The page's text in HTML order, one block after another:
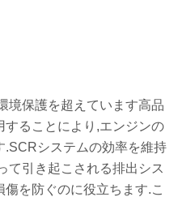
境保護を超えています高品
することにより,エンジンの
.SCRシステムの効率を維持
て引き起こされる排出シス
を防ぐのに役立ちます.こ